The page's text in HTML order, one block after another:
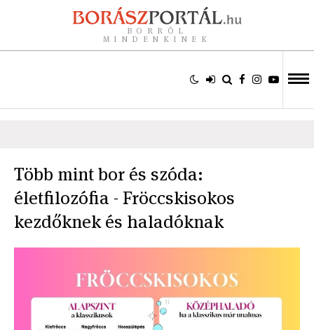
BORRÓL
MINDENKINEK
Több mint bor és szóda:
életfilozófia - Fröccskisokos
kezdőknek és haladóknak